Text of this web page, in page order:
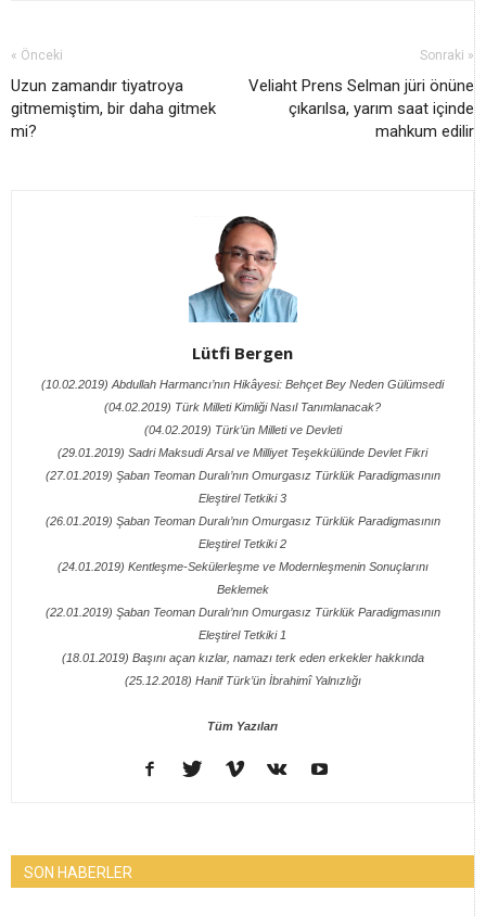
« Önceki
Uzun zamandır tiyatroya
gitmemiştim, bir daha gitmek
mi?
Sonraki »
Veliaht Prens Selman jüri önüne
çıkarılsa, yarım saat içinde
mahkum edilir
Lütfi Bergen
(10.02.2019) Abdullah Harmancı’nın Hikâyesi: Behçet Bey Neden Gülümsedi
(04.02.2019) Türk Milleti Kimliği Nasıl Tanımlanacak?
(04.02.2019) Türk’ün Milleti ve Devleti
(29.01.2019) Sadri Maksudi Arsal ve Milliyet Teşekkülünde Devlet Fikri
(27.01.2019) Şaban Teoman Duralı’nın Omurgasız Türklük Paradigmasının
Eleştirel Tetkiki 3
(26.01.2019) Şaban Teoman Duralı’nın Omurgasız Türklük Paradigmasının
Eleştirel Tetkiki 2
(24.01.2019) Kentleşme-Sekülerleşme ve Modernleşmenin Sonuçlarını
Beklemek
(22.01.2019) Şaban Teoman Duralı’nın Omurgasız Türklük Paradigmasının
Eleştirel Tetkiki 1
(18.01.2019) Başını açan kızlar, namazı terk eden erkekler hakkında
(25.12.2018) Hanif Türk’ün İbrahimî Yalnızlığı
Tüm Yazıları
SON HABERLER